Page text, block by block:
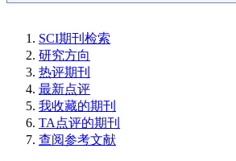
SCI期刊检索
研究方向
热评期刊
最新点评
我收藏的期刊
TA点评的期刊
查阅参考文献